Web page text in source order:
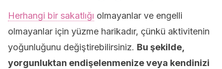
Herhangi bir sakatlığı olmayanlar ve engelli
olmayanlar için yüzme harikadır, çünkü aktivitenin
yoğunluğunu değiştirebilirsiniz. Bu şekilde,
yorgunluktan endişelenmenize veya kendinizi